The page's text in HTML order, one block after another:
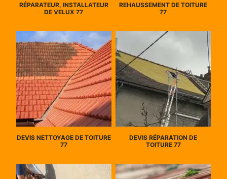
RÉPARATEUR, INSTALLATEUR
DE VELUX 77
REHAUSSEMENT DE TOITURE
77
DEVIS NETTOYAGE DE TOITURE
77
DEVIS RÉPARATION DE
TOITURE 77